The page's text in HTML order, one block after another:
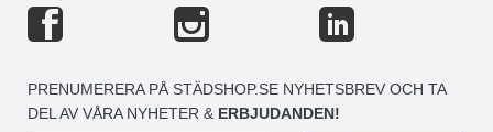
PRENUMERERA PÅ STÄDSHOP.SE NYHETSBREV OCH TA
DEL AV VÅRA NYHETER & ERBJUDANDEN!